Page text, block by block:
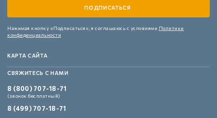
Нажимая кнопку «Подписаться», я соглашаюсь с условиями Политики
конфиденциальности
КАРТА САЙТА
СВЯЖИТЕСЬ С НАМИ
8 (800) 707-18-71
(звонок бесплатный)
8 (499) 707-18-71